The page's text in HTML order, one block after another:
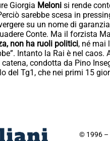
Giorgia Meloni si rende
sarebbe scesa in
su un nome di
Conte. Ma il forzista
non ha ruoli politici, né mai
Intanto la Rai è nel
catena, condotta da Pino
del Tg1, che nei primi 15
© 1996 –